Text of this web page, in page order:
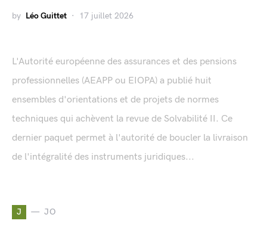
by Léo Guittet 17 juillet 2026
L'Autorité européenne des assurances et des pensions
professionnelles (AEAPP ou EIOPA) a publié huit
ensembles d'orientations et de projets de normes
techniques qui achèvent la revue de Solvabilité II. Ce
dernier paquet permet à l'autorité de boucler la livraison
de l'intégralité des instruments juridiques...
J JO